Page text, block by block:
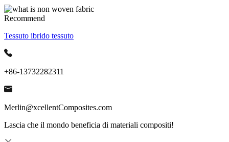
Recommend
Tessuto ibrido tessuto
+86-13732282311
Merlin@xcellentComposites.com
Lascia che il mondo beneficia di materiali compositi!